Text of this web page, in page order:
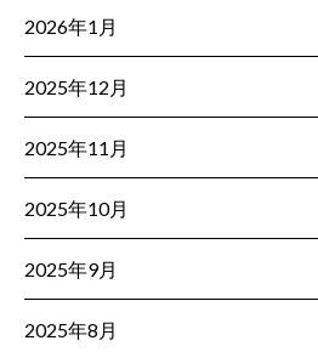
2026年1月
2025年12月
2025年11月
2025年10月
2025年9月
2025年8月